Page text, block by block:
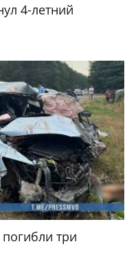
4-летний
три